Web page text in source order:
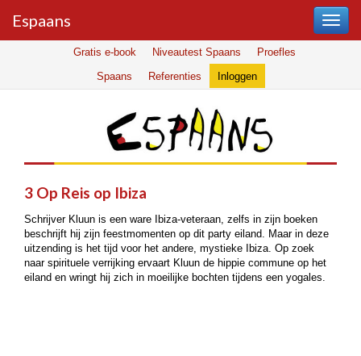
Espaans
Gratis e-book Niveautest Spaans
Proefles
Spaans
Referenties Inloggen
3 Op Reis op Ibiza
Schrijver Kluun is een ware Ibiza-veteraan, zelfs in zijn boeken
beschrijft hij zijn feestmomenten op dit party eiland. Maar in deze
uitzending is het tijd voor het andere, mystieke Ibiza. Op zoek
naar spirituele verrijking ervaart Kluun de hippie commune op het
eiland en wringt hij zich in moeilijke bochten tijdens een yogales.